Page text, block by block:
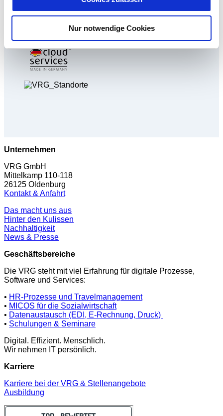
in die USA übermittelt und verarbeitet werden. Nähere
Informationen entnehmen Sie unserer
Datenschutzerklärung für diese Website.
Nur notwendige Cookies
Unternehmen
VRG GmbH
Mittelkamp 110-118
26125 Oldenburg
Kontakt & Anfahrt
Das macht uns aus
Hinter den Kulissen
Nachhaltigkeit
News & Presse
Geschäftsbereiche
Die VRG steht mit viel Erfahrung für digitale Prozesse,
Software und Services:
• HR-Prozesse und Travelmanagement
• MICOS für die Sozialwirtschaft
• Datenaustausch (EDI, E-Rechnung, Druck)
• Schulungen & Seminare
Digital. Effizient. Menschlich.
Wir nehmen IT persönlich.
Karriere
Karriere bei der VRG & Stellenangebote
Ausbildung